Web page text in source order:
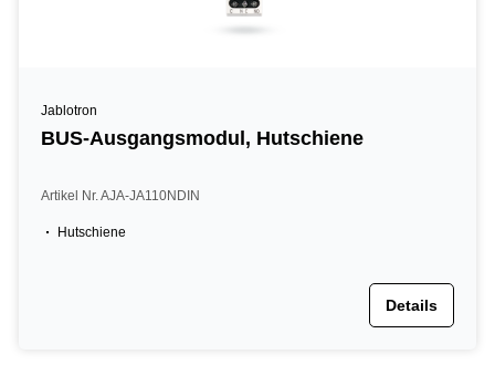
Jablotron
BUS-Ausgangsmodul, Hutschiene
Artikel Nr. AJA-JA110NDIN
Hutschiene
Details